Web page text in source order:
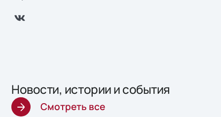
Новости, истории и события
Смотреть все